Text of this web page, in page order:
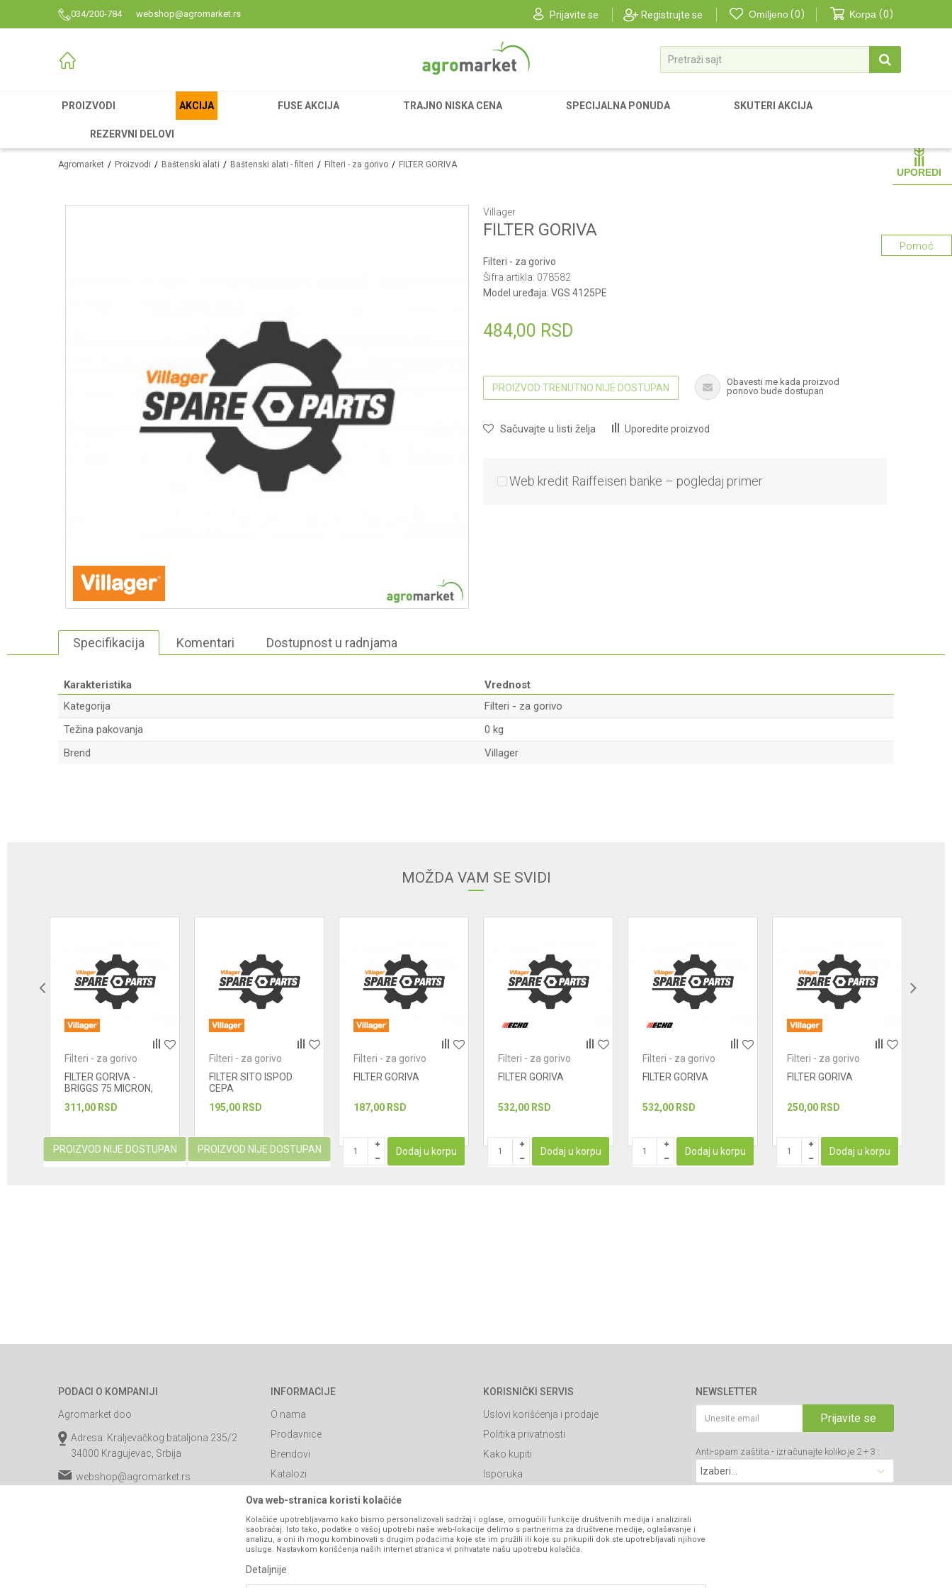
034/200-784 webshop@agromarket.rs Prijavite se Registrujte se Omiljeno 0 Korpa 0
Pretraži sajt
PROIZVODI AKCIJA FUSE AKCIJA TRAJNO NISKA CENA SPECIJALNA PONUDA SKUTERI AKCIJA
REZERVNI DELOVI
UPOREDI
Agromarket Proizvodi Baštenski alati Baštenski alati - filteri Filteri - za gorivo FILTER GORIVA
Villager
FILTER GORIVA
Filteri - za gorivo
Šifra artikla: 078582
Model uređaja: VGS 4125PE
484,00 RSD
PROIZVOD TRENUTNO NIJE DOSTUPAN
Obavesti me kada proizvod
ponovo bude dostupan
Sačuvajte u listi želja Uporedite proizvod
Web kredit Raiffeisen banke – pogledaj primer
Pomoć
Specifikacija Komentari Dostupnost u radnjama
Karakteristika
Vrednost
Kategorija
Filteri - za gorivo
Težina pakovanja
0 kg
Brend
Villager
POŠALJI
MOŽDA VAM SE SVIDI
Filteri - za gorivo
FILTER GORIVA -
BRIGGS 75 MICRON,
311,00 RSD
PROIZVOD NIJE DOSTUPAN
Filteri - za gorivo
FILTER SITO ISPOD
CEPA
195,00 RSD
PROIZVOD NIJE DOSTUPAN
Filteri - za gorivo
FILTER GORIVA
187,00 RSD
Dodaj u korpu
Filteri - za gorivo
FILTER GORIVA
532,00 RSD
Dodaj u korpu
Filteri - za gorivo
FILTER GORIVA
532,00 RSD
Dodaj u korpu
Filteri - za gorivo
FILTER GORIVA
250,00 RSD
Dodaj u korpu
PODACI O KOMPANIJI
Agromarket doo
Adresa: Kraljevačkog bataljona 235/2
34000 Kragujevac, Srbija
webshop@agromarket.rs
INFORMACIJE
O nama
Prodavnice
Brendovi
Katalozi
Saradnja
Blog
Najčešća pitanja
Kontakt
B2B Portal
KORISNIČKI SERVIS
Uslovi korišćenja i prodaje
Politika privatnosti
Kako kupiti
Isporuka
Načini plaćanja
Plaćanje karticama
Web kredit Raiffeisen banke
NEWSLETTER
Prijavite se
Anti-spam zaštita - izračunajte koliko je 2 + 3 :
Ova web-stranica koristi kolačiće
Kolačiće upotrebljavamo kako bismo personalizovali sadržaj i oglase, omogućili funkcije društvenih medija i analizirali
saobraćaj. Isto tako, podatke o vašoj upotrebi naše web-lokacije delimo s partnerima za društvene medije, oglašavanje i
analizu, a oni ih mogu kombinovati s drugim podacima koje ste im pružili ili koje su prikupili dok ste upotrebljavali njihove
usluge. Nastavkom korišćenja naših internet stranica vi prihvatate našu upotrebu kolačića.
Detaljnije